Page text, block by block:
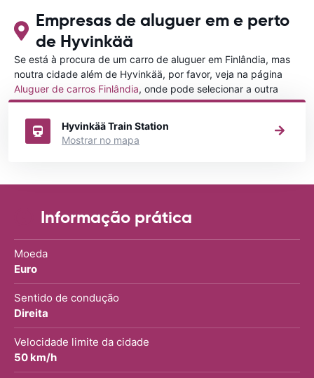
Empresas de aluguer em e perto
de Hyvinkää
Se está à procura de um carro de aluguer em Finlândia, mas
noutra cidade além de Hyvinkää, por favor, veja na página
Aluguer de carros Finlândia, onde pode selecionar a outra
cidade em Finlândia que gostaria de alugar um carro
Hyvinkää Train Station
Mostrar no mapa
Informação prática
Moeda
Euro
Sentido de condução
Direita
Velocidade limite da cidade
50 km/h